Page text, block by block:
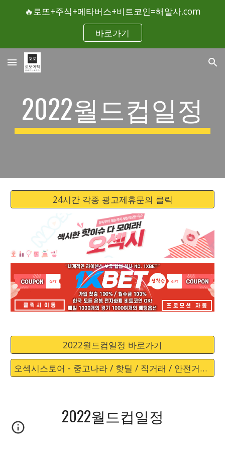
Skip to main content Skip to navigation
🔥로또+주식+메타버스+비트코인=해알사.com
바로가기
2022월드컵일정
24시간 각종 광고제휴문의 클릭
2022월드컵일정 바로가기
오섹시스토어 - 중고나라 / 핫딜 / 직거래 / 안전거래 바로가기
2022월드컵일정